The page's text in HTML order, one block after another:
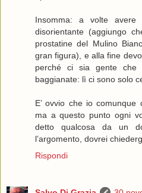
Insomma: a volte
disorientante (aggiungo
prostatine del Mulino
gran figura), e alla fine
perché ci sia gente
baggianate: lì ci sono solo
E’ ovvio che io
ma a questo punto ogni
detto qualcosa da un
l’argomento, dovrei
Rispondi